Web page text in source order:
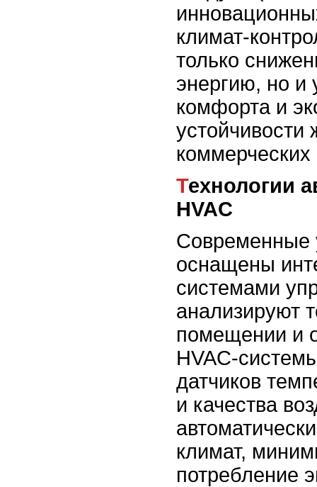
климат-
только
энергию, но
комфорта и
устойчивости
коммерческих
Технологии автоматизации
HVAC
оснащены
системами
анализируют
помещении и
HVAC-
датчиков
и качества
климат,
потребление